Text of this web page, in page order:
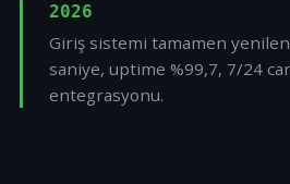
2026
Giriş sistemi tamamen
saniye, uptime %99,7, 7/24
entegrasyonu.